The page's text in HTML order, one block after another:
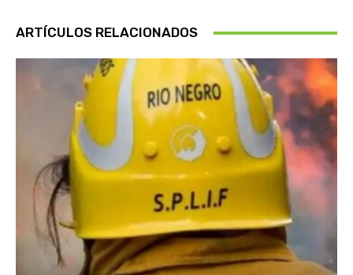
ARTÍCULOS RELACIONADOS